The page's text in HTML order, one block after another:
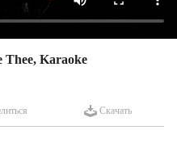
Thee, Karaoke
Скачать